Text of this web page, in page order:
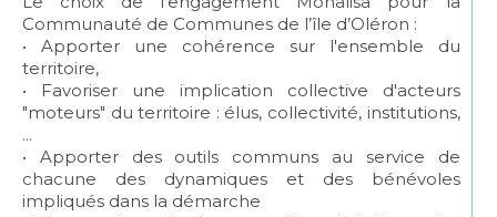
Communauté de Communes de l’île d’Oléron :
• Apporter une cohérence sur l'ensemble du
territoire,
• Favoriser une implication collective d'acteurs
"moteurs" du territoire : élus, collectivité, institutions,
...
• Apporter des outils communs au service de
chacune des dynamiques et des bénévoles
impliqués dans la démarche